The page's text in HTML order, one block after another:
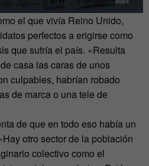
el que vivía Reino Unido,
perfectos a erigirse como
que sufría el país. «Resulta
casa las caras de unos
culpables, habrían robado
de marca o una tele de
de que en todo eso había un
otro sector de la población
colectivo como el